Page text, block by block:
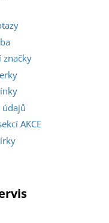
značky
údajů
AKCE